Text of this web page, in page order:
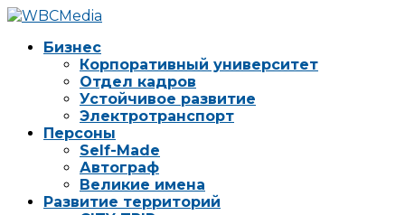
Бизнес
Корпоративный университет
Отдел кадров
Устойчивое развитие
Электротранспорт
Персоны
Self-Made
Автограф
Великие имена
Развитие территорий